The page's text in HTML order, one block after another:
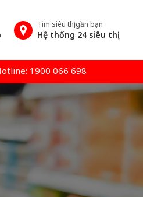
Tìm siêu thị gần bạn
Hệ thống 24 siêu thị
1900 066 698